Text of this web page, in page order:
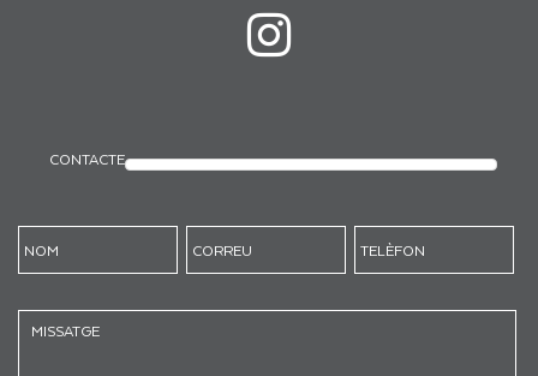
CONTACTE